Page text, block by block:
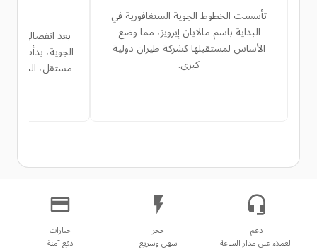
تأسست الخطوط الجوية السنغافورية في
البداية باسم مالايان إيرويز، مما وضع
الأساس لمستقبلها كشركة طيران دولية
كبرى.
بعد انفصالها عن
الجوية، بدأت
مستقل، الخطوط
دعم
العملاء على مدار الساعة
حجز
سهل وسريع
خيارات
دفع آمنة